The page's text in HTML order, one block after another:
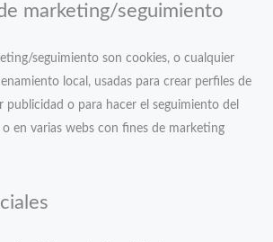
marketing/seguimiento
seguimiento son cookies, o cualquier
local, usadas para crear perfiles de
publicidad o para hacer el seguimiento del
en varias webs con fines de marketing